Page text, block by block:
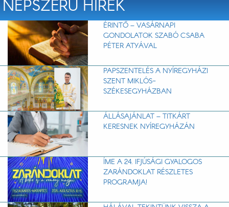
NÉPSZERŰ HÍREK
ÉRINTŐ – VASÁRNAPI
GONDOLATOK SZABÓ CSABA
PÉTER ATYÁVAL
PAPSZENTELÉS A NYÍREGYHÁZI
SZENT MIKLÓS-
SZÉKESEGYHÁZBAN
ÁLLÁSAJÁNLAT – TITKÁRT
KERESNEK NYÍREGYHÁZÁN
ÍME A 24. IFJÚSÁGI GYALOGOS
ZARÁNDOKLAT RÉSZLETES
PROGRAMJA!